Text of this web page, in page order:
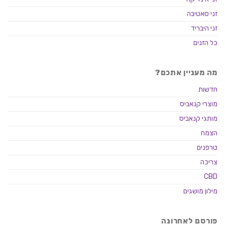
זני סאטיבה
זני היבריד
כל הזנים
מה מעניין אתכם?
חדשות
מוצרי קנאביס
מותגי קנאביס
הצמח
טרפנים
צריכה
CBD
מילון מושגים
פורסם לאחרונה